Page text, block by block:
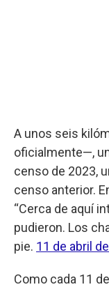
A unos seis
oficialmente—,
censo de 2023,
censo anterior.
“Cerca de aquí
pudieron. Los
pie. 11 de abril
Como cada 11